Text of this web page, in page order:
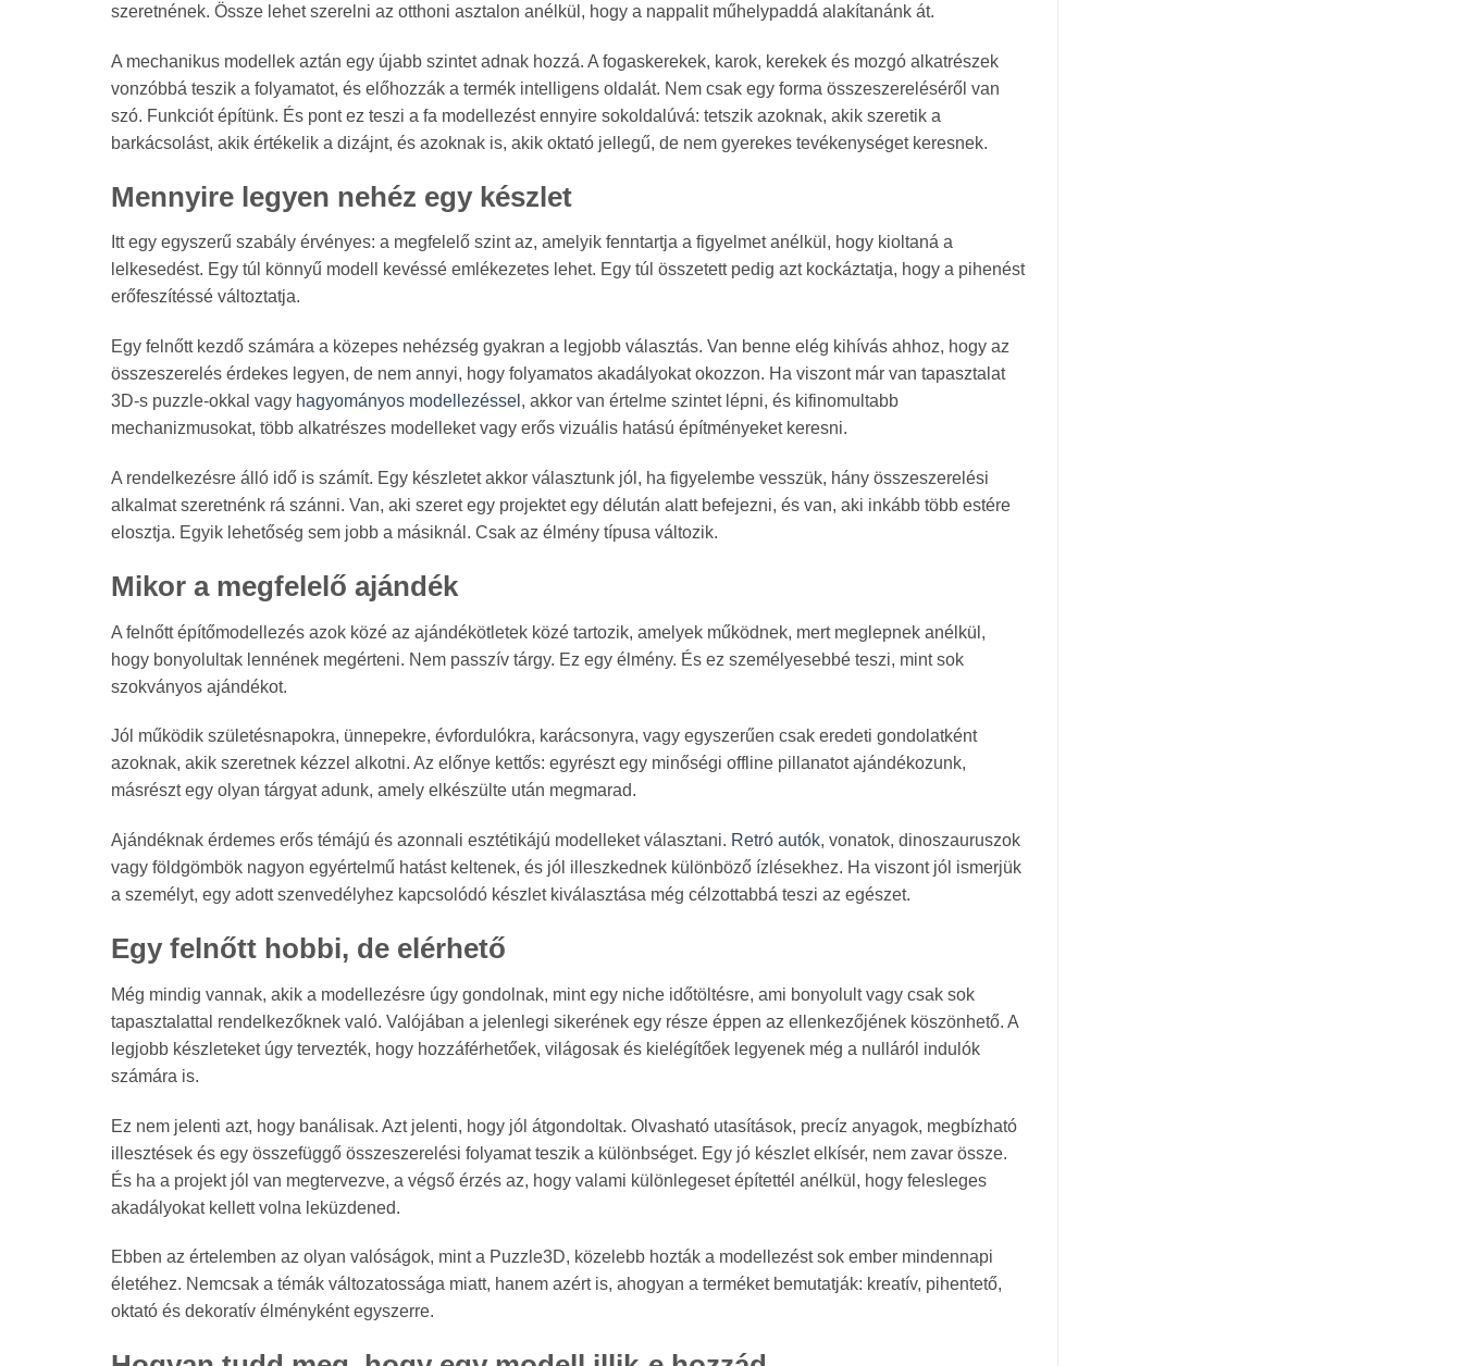
szeretnének. Össze lehet szerelni az otthoni asztalon anélkül, hogy a nappalit műhelypaddá alakítanánk át.
A mechanikus modellek aztán egy újabb szintet adnak hozzá. A fogaskerekek, karok, kerekek és mozgó alkatrészek
vonzóbbá teszik a folyamatot, és előhozzák a termék intelligens oldalát. Nem csak egy forma összeszereléséről van
szó. Funkciót építünk. És pont ez teszi a fa modellezést ennyire sokoldalúvá: tetszik azoknak, akik szeretik a
barkácsolást, akik értékelik a dizájnt, és azoknak is, akik oktató jellegű, de nem gyerekes tevékenységet keresnek.
Mennyire legyen nehéz egy készlet
Itt egy egyszerű szabály érvényes: a megfelelő szint az, amelyik fenntartja a figyelmet anélkül, hogy kioltaná a
lelkesedést. Egy túl könnyű modell kevéssé emlékezetes lehet. Egy túl összetett pedig azt kockáztatja, hogy a pihenést
erőfeszítéssé változtatja.
Egy felnőtt kezdő számára a közepes nehézség gyakran a legjobb választás. Van benne elég kihívás ahhoz, hogy az
összeszerelés érdekes legyen, de nem annyi, hogy folyamatos akadályokat okozzon. Ha viszont már van tapasztalat
3D-s puzzle-okkal vagy hagyományos modellezéssel , akkor van értelme szintet lépni, és kifinomultabb
mechanizmusokat, több alkatrészes modelleket vagy erős vizuális hatású építményeket keresni.
A rendelkezésre álló idő is számít. Egy készletet akkor választunk jól, ha figyelembe vesszük, hány összeszerelési
alkalmat szeretnénk rá szánni. Van, aki szeret egy projektet egy délután alatt befejezni, és van, aki inkább több estére
elosztja. Egyik lehetőség sem jobb a másiknál. Csak az élmény típusa változik.
Mikor a megfelelő ajándék
A felnőtt építőmodellezés azok közé az ajándékötletek közé tartozik, amelyek működnek, mert meglepnek anélkül,
hogy bonyolultak lennének megérteni. Nem passzív tárgy. Ez egy élmény. És ez személyesebbé teszi, mint sok
szokványos ajándékot.
Jól működik születésnapokra, ünnepekre, évfordulókra, karácsonyra, vagy egyszerűen csak eredeti gondolatként
azoknak, akik szeretnek kézzel alkotni. Az előnye kettős: egyrészt egy minőségi offline pillanatot ajándékozunk,
másrészt egy olyan tárgyat adunk, amely elkészülte után megmarad.
Ajándéknak érdemes erős témájú és azonnali esztétikájú modelleket választani. Retró autók, vonatok, dinoszauruszok
vagy földgömbök nagyon egyértelmű hatást keltenek, és jól illeszkednek különböző ízlésekhez. Ha viszont jól ismerjük
a személyt, egy adott szenvedélyhez kapcsolódó készlet kiválasztása még célzottabbá teszi az egészet.
Egy felnőtt hobbi, de elérhető
Még mindig vannak, akik a modellezésre úgy gondolnak, mint egy niche időtöltésre, ami bonyolult vagy csak sok
tapasztalattal rendelkezőknek való. Valójában a jelenlegi sikerének egy része éppen az ellenkezőjének köszönhető. A
legjobb készleteket úgy tervezték, hogy hozzáférhetőek, világosak és kielégítőek legyenek még a nulláról indulók
számára is.
Ez nem jelenti azt, hogy banálisak. Azt jelenti, hogy jól átgondoltak. Olvasható utasítások, precíz anyagok, megbízható
illesztések és egy összefüggő összeszerelési folyamat teszik a különbséget. Egy jó készlet elkísér, nem zavar össze.
És ha a projekt jól van megtervezve, a végső érzés az, hogy valami különlegeset építettél anélkül, hogy felesleges
akadályokat kellett volna leküzdened.
Ebben az értelemben az olyan valóságok, mint a Puzzle3D, közelebb hozták a modellezést sok ember mindennapi
életéhez. Nemcsak a témák változatossága miatt, hanem azért is, ahogyan a terméket bemutatják: kreatív, pihentető,
oktató és dekoratív élményként egyszerre.